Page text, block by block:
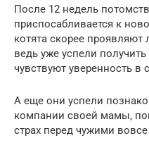
После 12 недель
приспосабливается к
котята скорее
ведь уже успели
чувствуют уверенность в
А еще они успели
компании своей мамы,
страх перед чужими